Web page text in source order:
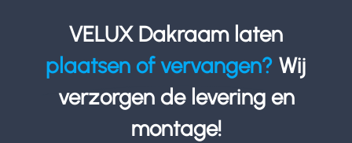
VELUX Dakraam laten
plaatsen of vervangen? Wij
verzorgen de levering en
montage!